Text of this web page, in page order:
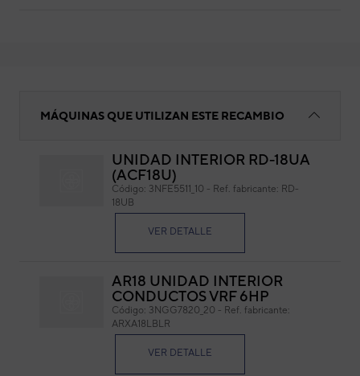
MÁQUINAS QUE UTILIZAN ESTE RECAMBIO
UNIDAD INTERIOR RD-18UA
(ACF18U)
Código: 3NFE5511_10 - Ref. fabricante: RD-
18UB
VER DETALLE
AR18 UNIDAD INTERIOR
CONDUCTOS VRF 6HP
Código: 3NGG7820_20 - Ref. fabricante:
ARXA18LBLR
VER DETALLE